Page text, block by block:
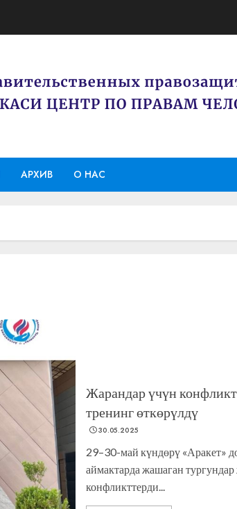
АРХИВ О НАС
Жарандар үчүн
тренинг өткөрүлдү
30.05.2025
29–30-май күндөрү «Аракет»
аймактарда жашаган
конфликттерди...